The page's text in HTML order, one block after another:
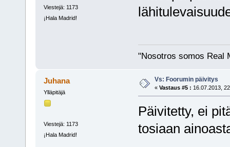
Viestejä: 1173
¡Hala Madrid!
"Nosotros somos Real
Juhana
Ylläpitäjä
Viestejä: 1173
¡Hala Madrid!
Vs: Foorumin päivitys
« Vastaus #5 : 16.07.2013,
Päivitetty, ei
tosiaan